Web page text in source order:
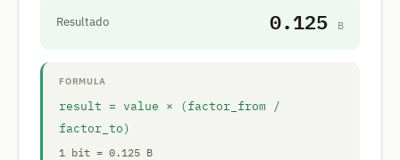
Resultado 0.125 B
FORMULA
result = value × (factor_from /
factor_to)
1 bit = 0.125 B